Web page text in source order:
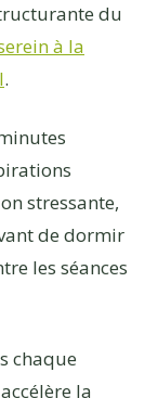
du
à la
.
stressante,
de dormir
les séances
chaque
la